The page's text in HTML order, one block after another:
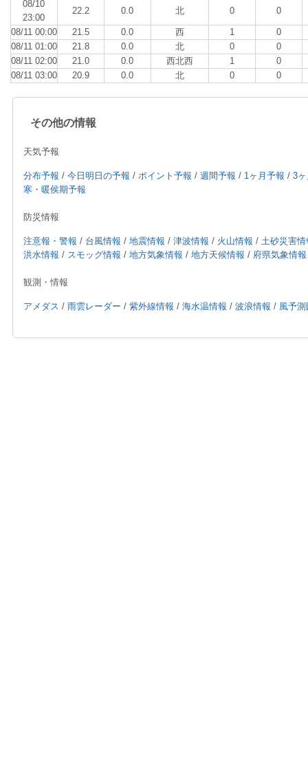
08/10
23:00
22.2 0.0 北 0 0
08/11 00:00 21.5 0.0 西 1
0
08/11 01:00
21.8 0.0 北 0
0
08/11 02:00
21.0 0.0 西北西 1
0
08/11 03:00
20.9 0.0 北 0 0
その他の情報
天気予報
分布予報 / 今日明日の予報 / ポイント予報 / 週間予報 / 1ヶ月予報 / 3
寒・暖侯期予報
防災情報
注意報・警報 / 台風情報 / 地震情報 / 津波情報 / 火山情報 / 土砂災害情
洪水情報 / スモッグ情報 / 地方気象情報 / 地方天候情報 / 府県気象情報
観測・情報
アメダス / 雨雲レーダー / 紫外線情報 / 海水温情報 / 波浪情報 / 風予測